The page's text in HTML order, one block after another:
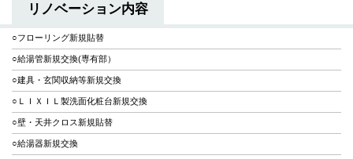
リノベーション内容
○フローリング新規貼替
○給湯管新規交換(専有部）
○建具・玄関収納等新規交換
○ＬＩＸＩＬ製洗面化粧台新規交換
○壁・天井クロス新規貼替
○給湯器新規交換